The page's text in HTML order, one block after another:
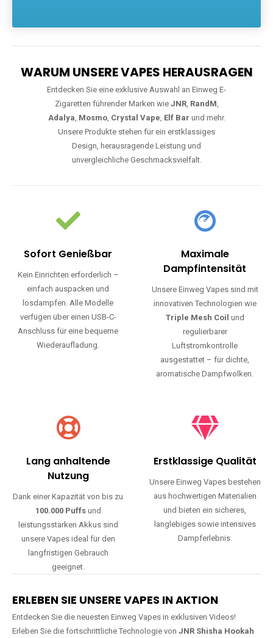
WARUM UNSERE VAPES HERAUSRAGEN
Entdecken Sie eine exklusive Auswahl an Einweg E-
Zigaretten führender Marken wie JNR, RandM,
Adalya, Mosmo, Crystal Vape, Elf Bar und mehr.
Unsere Produkte stehen für ein erstklassiges
Design, herausragende Leistung und
unvergleichliche Geschmacksvielfalt.
Sofort Genießbar
Kein Einrichten erforderlich –
einfach auspacken und
losdampfen. Alle Modelle
verfügen über einen USB-C-
Anschluss für eine bequeme
Wiederaufladung.
Maximale
Dampfintensität
Unsere Einweg Vapes sind mit
innovativen Technologien wie
Triple Mesh Coil und
regulierbarer
Luftstromkontrolle
ausgestattet – für dichte,
aromatische Dampfwolken.
Lang anhaltende
Nutzung
Dank einer Kapazität von bis zu
100.000 Puffsund
leistungsstarken Akkus sind
unsere Vapes ideal für den
langfristigen Gebrauch
geeignet.
Erstklassige Qualität
Unsere Einweg Vapes bestehen
aus hochwertigen Materialien
und bieten ein sicheres,
langlebiges sowie intensives
Dampferlebnis.
ERLEBEN SIE UNSERE VAPES IN AKTION
Entdecken Sie die neuesten Einweg Vapes in exklusiven Videos!
Erleben Sie die fortschrittliche Technologie von JNR Shisha Hookah